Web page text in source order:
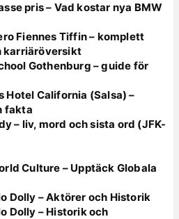
pris – Vad kostar nya BMW
Fiennes Tiffin – komplett
karriäröversikt
Gothenburg – guide för
Hotel California (Salsa) –
fakta
– liv, mord och sista ord (JFK-
Culture – Upptäck Globala
Dolly – Aktörer och Historik
Dolly – Historik och